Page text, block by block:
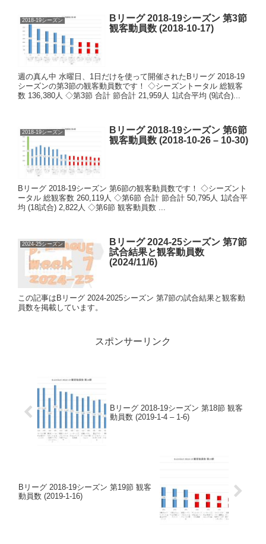
2018-19シーズン
Bリーグ 2018-19シーズン 第3節
観客動員数 (2018-10-17)
週の真ん中 水曜日、1日だけを使って開催されたBリーグ 2018-19
シーズンの第3節の観客動員数です！ ◇シーズントータル 総観客
数 136,380人 ◇第3節 合計 節合計 21,959人 1試合平均 (9試合)...
2018-19シーズン
Bリーグ 2018-19シーズン 第6節
観客動員数 (2018-10-26 – 10-30)
Bリーグ 2018-19シーズン 第6節の観客動員数です！ ◇シーズント
ータル 総観客数 260,119人 ◇第6節 合計 節合計 50,795人 1試合平
均 (18試合) 2,822人 ◇第6節 観客動員数 ...
2024-25シーズン
Bリーグ 2024-25シーズン 第7節
試合結果と観客動員数
(2024/11/6)
この記事はBリーグ 2024-2025シーズン 第7節の試合結果と観客動
員数を掲載しています。
スポンサーリンク
Bリーグ 2018-19シーズン 第18節 観客
動員数 (2019-1-4 – 1-6)
Bリーグ 2018-19シーズン 第19節 観客
動員数 (2019-1-16)